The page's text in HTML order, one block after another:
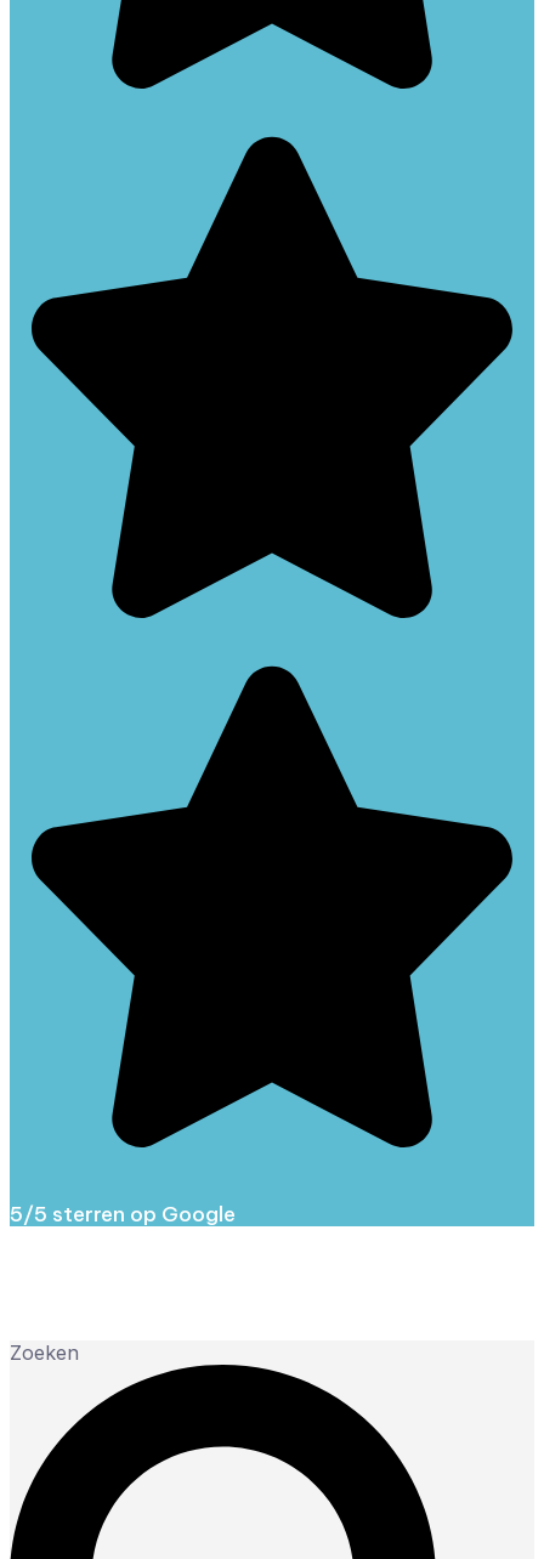
5/5 sterren op Google
Zoeken